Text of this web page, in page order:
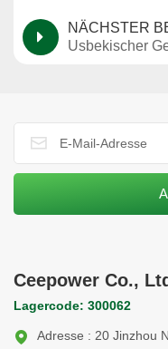
NÄCHSTER
Usbekischer
Ceepower Co.,
Lagercode: 300062
Adresse : 20 Jinzhou